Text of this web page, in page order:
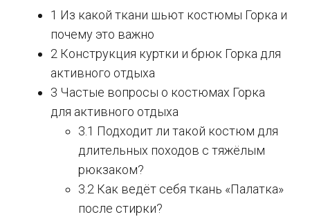
1 Из какой ткани шьют костюмы Горка и
почему это важно
2 Конструкция куртки и брюк Горка для
активного отдыха
3 Частые вопросы о костюмах Горка
для активного отдыха
3.1 Подходит ли такой костюм для
длительных походов с тяжёлым
рюкзаком?
3.2 Как ведёт себя ткань «Палатка»
после стирки?